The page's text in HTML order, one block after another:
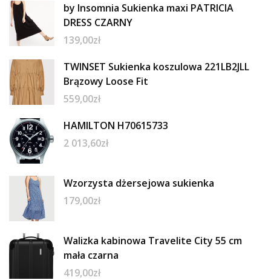
by Insomnia Sukienka maxi PATRICIA
DRESS CZARNY
139,00zł
TWINSET Sukienka koszulowa 221LB2JLL
Brązowy Loose Fit
559,00zł
HAMILTON H70615733
2 013,60zł
Wzorzysta dżersejowa sukienka
179,00zł
Walizka kabinowa Travelite City 55 cm
mała czarna
419,00zł